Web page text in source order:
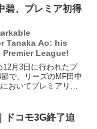
加している中、今後
碧、プレミア初得
Tanaka Ao: his
League!
12月3日に行われたプ
で、リーズのMF田中
おいてプレミアリー
い切り振り抜いたシ
ドコモ3G終了迫